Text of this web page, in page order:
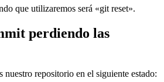
que utilizaremos será «git reset».
perdiendo las
nuestro repositorio en el siguiente estado: